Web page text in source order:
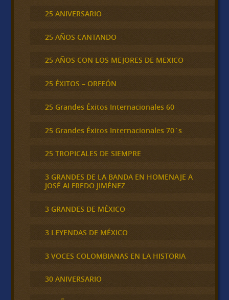
25 ANIVERSARIO
25 AÑOS CANTANDO
25 AÑOS CON LOS MEJORES DE MEXICO
25 ÉXITOS – ORFEÓN
25 Grandes Éxitos Internacionales 60
25 Grandes Éxitos Internacionales 70´s
25 TROPICALES DE SIEMPRE
3 GRANDES DE LA BANDA EN HOMENAJE A
JOSÉ ALFREDO JIMÉNEZ
3 GRANDES DE MÉXICO
3 LEYENDAS DE MÉXICO
3 VOCES COLOMBIANAS EN LA HISTORIA
30 ANIVERSARIO